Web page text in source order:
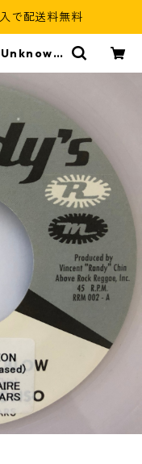
で配送料無料